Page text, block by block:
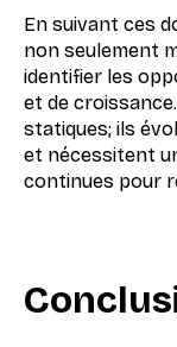
En suivant ces
non seulement
identifier les
et de
statiques; ils
et nécessitent
continues pour